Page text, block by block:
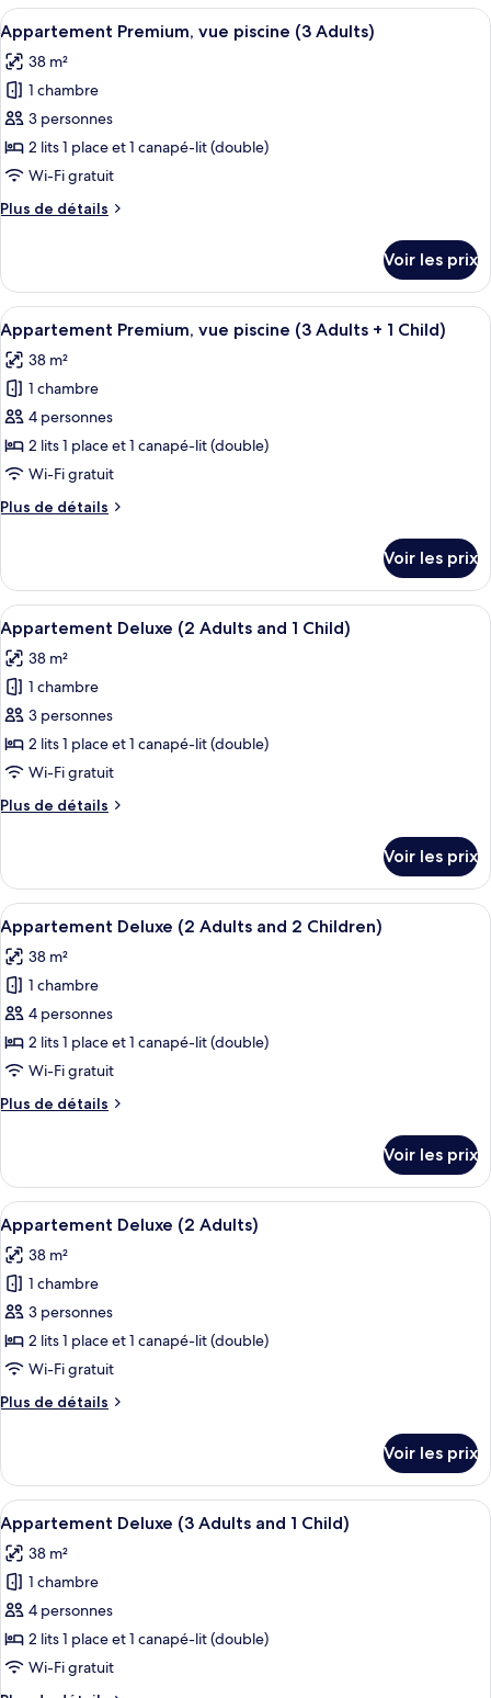
piscine
(2
Adults
+
2
Children)
type
de
chambre
Appartement
Premium,
vue
piscine
(2
Adults
2
Afficher
toutes
les
photos
pour
ce
type
chambre :
vue
piscine
(3
Adults)
Coffres-forts dans les chambres, lits
9
Appartement Premium, vue piscine (3 Adults)
38 m²
1 chambre
3 personnes
2 lits 1 place et 1 canapé-lit (double)
Wi-Fi gratuit
Plus de détails
Plus
le
type
de
chambre
Appartement
Premium,
vue
piscine
(3
Adults)
Voir les prix
Afficher
toutes
les
photos
pour
ce
type
chambre :
vue
piscine
(3
Adults
+
1
Child)
Coffres-forts dans les chambres, lits
9
Appartement Premium, vue piscine (3 Adults + 1 Child)
38 m²
1 chambre
4 personnes
2 lits 1 place et 1 canapé-lit (double)
Wi-Fi gratuit
Plus de détails
Plus
le
type
de
chambre
Appartement
Premium,
vue
piscine
(3
Adults
1
Voir les prix
Afficher
toutes
les
photos
pour
ce
type
chambre :
(2
Adults
and
1
Child)
Coffres-forts dans les chambres, lits
9
Appartement Deluxe (2 Adults and 1 Child)
38 m²
1 chambre
3 personnes
2 lits 1 place et 1 canapé-lit (double)
Wi-Fi gratuit
Plus de détails
Plus
le
type
de
chambre
Appartement
Deluxe
(2
Adults
and
Child)
Voir les prix
Afficher
toutes
les
photos
pour
ce
type
chambre :
(2
Adults
and
2
Children)
Coffres-forts dans les chambres, lits
9
Appartement Deluxe (2 Adults and 2 Children)
38 m²
1 chambre
4 personnes
2 lits 1 place et 1 canapé-lit (double)
Wi-Fi gratuit
Plus de détails
Plus
le
type
de
chambre
Appartement
Deluxe
(2
Adults
and
2
Children)
Voir les prix
Afficher
toutes
les
photos
pour
ce
type
chambre :
(2
Adults)
Coffres-forts dans les chambres, lits
9
Appartement Deluxe (2 Adults)
38 m²
1 chambre
3 personnes
2 lits 1 place et 1 canapé-lit (double)
Wi-Fi gratuit
Plus de détails
Plus
le
type
de
chambre
Appartement
Deluxe
(2
Adults)
Voir les prix
Afficher
toutes
les
photos
pour
ce
type
Coffres-forts dans les chambres, lits
9
Appartement Deluxe (3 Adults and 1 Child)
38 m²
1 chambre
4 personnes
2 lits 1 place et 1 canapé-lit (double)
Wi-Fi gratuit